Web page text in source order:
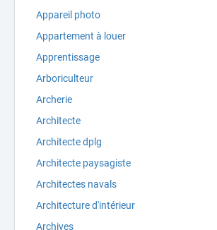
Appareil photo
Appartement à louer
Apprentissage
Arboriculteur
Archerie
Architecte
Architecte dplg
Architecte paysagiste
Architectes navals
Architecture d'intérieur
Archives